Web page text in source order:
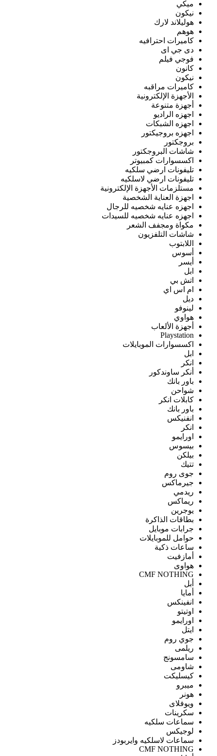
ميكي
نيكون
هوليلاند لارك
هوهم
كاميرات احترافيه
دى جي اى
فوجي فيلم
كانون
نيكون
كاميرات مراقبه
الأجهزة الإلكترونية
أجهزة متنوعة
اجهزه الراديو
اجهزه الشبكات
اجهزه بروجيكتور
بروجكتور
شاشات البروجكتور
اكسسوارات كمبيوتر
تليفونات ارضي سلكيه
تليفونات ارضي لاسلكيه
مستلزمات الأجهزة الإلكترونية
اجهزة العناية الشخصية
اجهزه عنايه شخصيه للرجال
اجهزه عنايه شخصيه للسيدات
مكواة ومجفف الشعر
شاشات التلفزيون
اللابتوب
أسوس
أيسر
ابل
اتش بي
ام اس اي
ديل
لينوفو
هواوي
أجهزة الألعاب
Playstation
اكسسوارات الموبايلات
ابل
انكر
أنكر ساوندكور
باور بانك
شواحن
كابلات انكر
باور بانك
انفنيكس
انكر
اورايمو
بيسوس
بيلكن
تتيك
جوى روم
جيرماكس
ريدمي
ريماكس
يوجرين
بطاقات الذاكرة
جرابات موبايل
حوامل للموبايلات
ساعات ذكية
أمازفيت
هواوى
CMF NOTHING
أبل
أمايا
انفينكس
اوتيتو
اورايمو
ايتل
جوي روم
ريلمى
سامسونج
شاومى
كيسليكت
ميبرو
هونر
ويوفلاى
سكرينات
سماعات سلكيه
لوجيكس
سماعات لاسلكيه وايربودز
CMF NOTHING